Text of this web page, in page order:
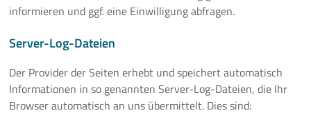
informieren und ggf. eine Einwilligung abfragen.
Server-Log-Dateien
Der Provider der Seiten erhebt und speichert automatisch
Informationen in so genannten Server-Log-Dateien, die Ihr
Browser automatisch an uns übermittelt. Dies sind: